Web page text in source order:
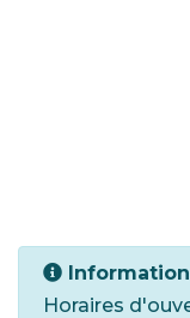
Horaires